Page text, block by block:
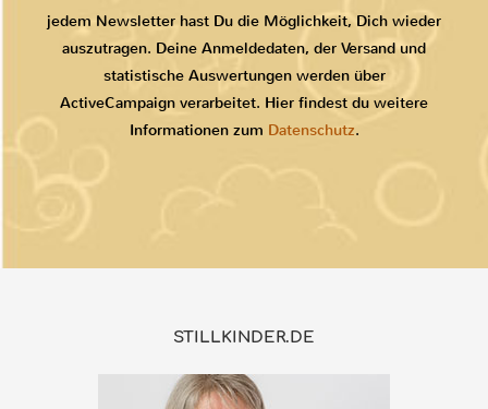
jedem Newsletter hast Du die Möglichkeit, Dich wieder
auszutragen. Deine Anmeldedaten, der Versand und
statistische Auswertungen werden über
ActiveCampaign verarbeitet. Hier findest du weitere
Informationen zum Datenschutz.
STILLKINDER.DE